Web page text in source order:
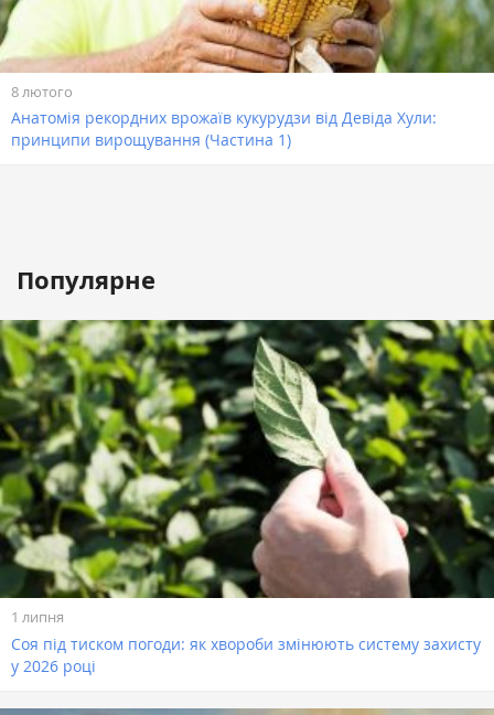
8 лютого
Анатомія рекордних врожаїв кукурудзи від Девіда Хули:
принципи вирощування (Частина 1)
Популярне
1 липня
Соя під тиском погоди: як хвороби змінюють систему захисту
у 2026 році